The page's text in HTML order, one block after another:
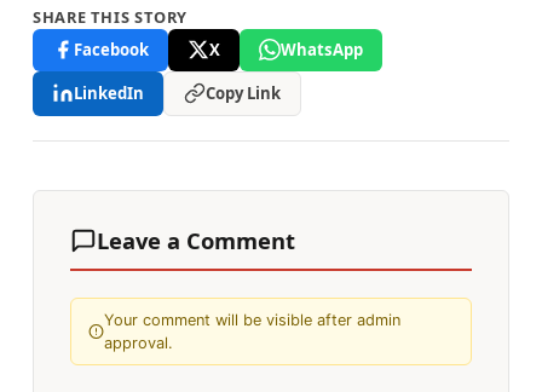
SHARE THIS STORY
Facebook
X
WhatsApp
LinkedIn
Copy Link
Leave a Comment
Your comment will be visible after admin
approval.